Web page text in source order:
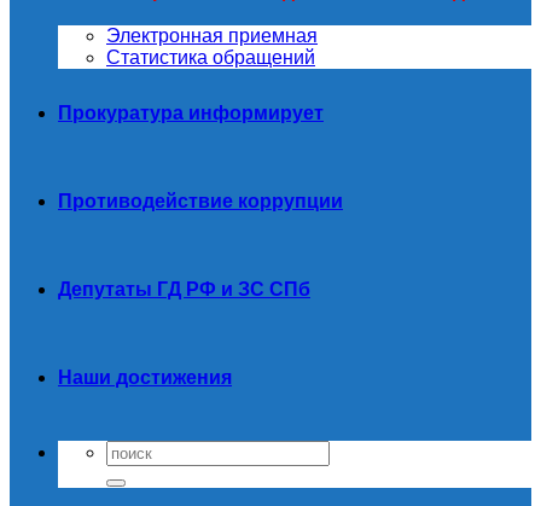
Электронная приемная
Статистика обращений
Прокуратура информирует
Противодействие коррупции
Депутаты ГД РФ и ЗС СПб
Наши достижения